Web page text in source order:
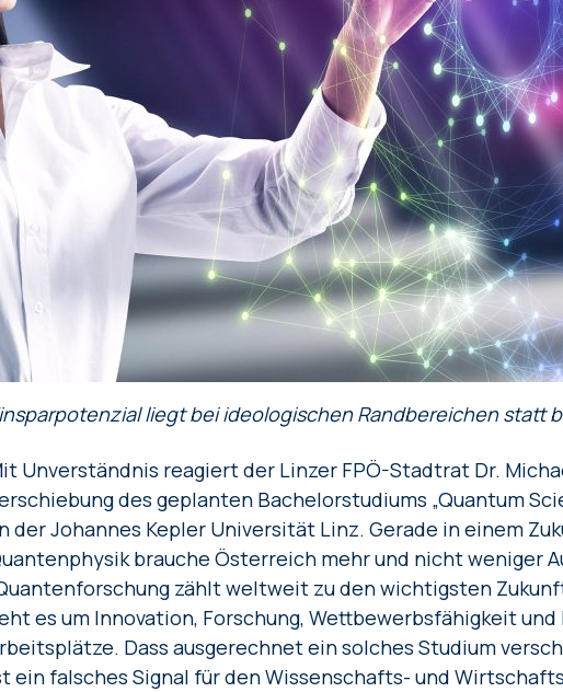
liegt bei ideologischen Randbereichen statt
Unverständnis reagiert der Linzer FPÖ-Stadtrat Dr.
des geplanten Bachelorstudiums „Quantum
der Johannes Kepler Universität Linz. Gerade in einem
brauche Österreich mehr und nicht weniger
zählt weltweit zu den wichtigsten
es um Innovation, Forschung, Wettbewerbsfähigkeit
Dass ausgerechnet ein solches Studium
ein falsches Signal für den Wissenschafts- und